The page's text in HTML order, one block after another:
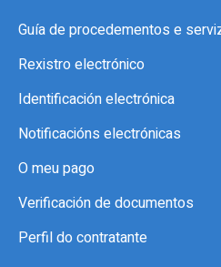
Guía de procedementos e
Rexistro electrónico
Identificación electrónica
Notificacións electrónicas
O meu pago
Verificación de documentos
Perfil do contratante